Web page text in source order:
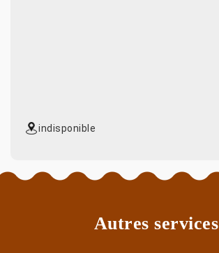
indisponible
Autres services